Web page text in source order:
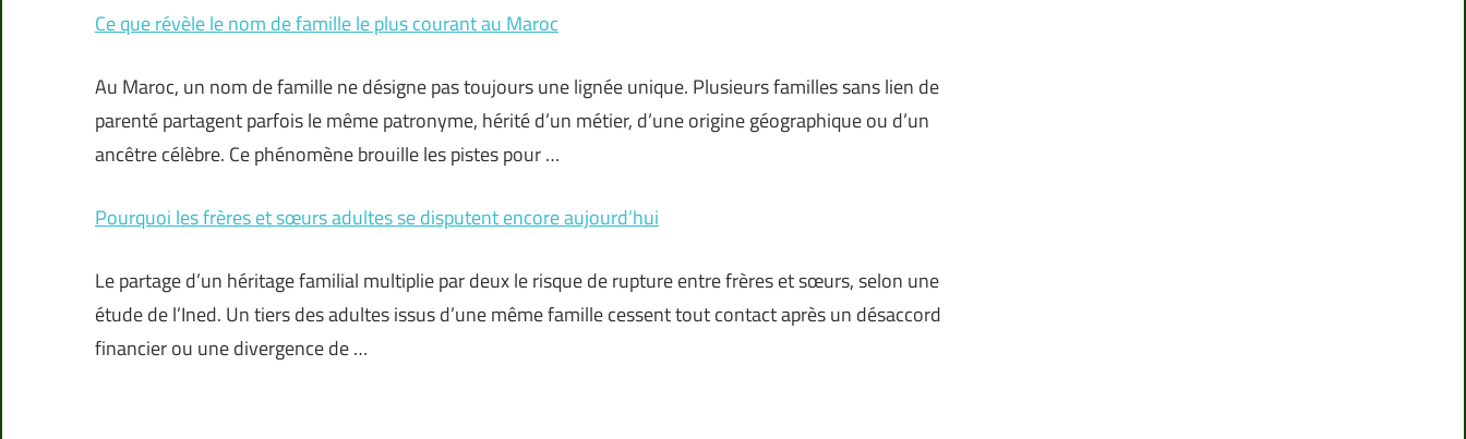
Ce que révèle le nom de famille le plus courant au Maroc
Au Maroc, un nom de famille ne désigne pas toujours une lignée unique. Plusieurs familles sans lien de
parenté partagent parfois le même patronyme, hérité d’un métier, d’une origine géographique ou d’un
ancêtre célèbre. Ce phénomène brouille les pistes pour …
Pourquoi les frères et sœurs adultes se disputent encore aujourd’hui
Le partage d’un héritage familial multiplie par deux le risque de rupture entre frères et sœurs, selon une
étude de l’Ined. Un tiers des adultes issus d’une même famille cessent tout contact après un désaccord
financier ou une divergence de …